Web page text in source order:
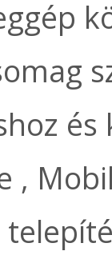
,